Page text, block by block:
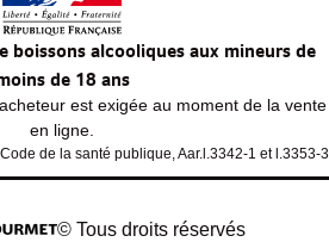
boissons alcooliques aux mineurs de
de 18 ans
est exigée au moment de la vente
en ligne.
Code de la santé publique, Aar.l.3342-1 et l.3353-3
© Tous droits réservés